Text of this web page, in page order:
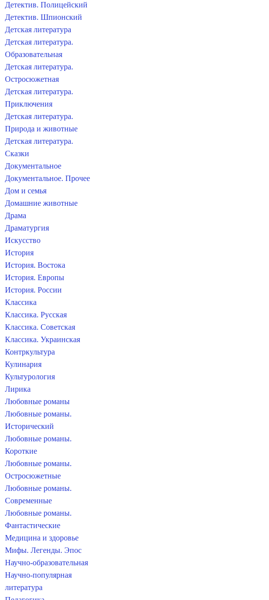
Детектив. Полицейский
Детектив. Шпионский
Детская литература
Детская литература.
Образовательная
Детская литература.
Остросюжетная
Детская литература.
Приключения
Детская литература.
Природа и животные
Детская литература.
Сказки
Документальное
Документальное. Прочее
Дом и семья
Домашние животные
Драма
Драматургия
Искусство
История
История. Востока
История. Европы
История. России
Классика
Классика. Русская
Классика. Советская
Классика. Украинская
Контркультура
Кулинария
Культурология
Лирика
Любовные романы
Любовные романы.
Исторический
Любовные романы.
Короткие
Любовные романы.
Остросюжетные
Любовные романы.
Современные
Любовные романы.
Фантастические
Медицина и здоровье
Мифы. Легенды. Эпос
Научно-образовательная
Научно-популярная
литература